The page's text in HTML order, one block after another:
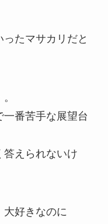
たマサカリだと
番苦手な展望台
答えられないけ
大好きなのに